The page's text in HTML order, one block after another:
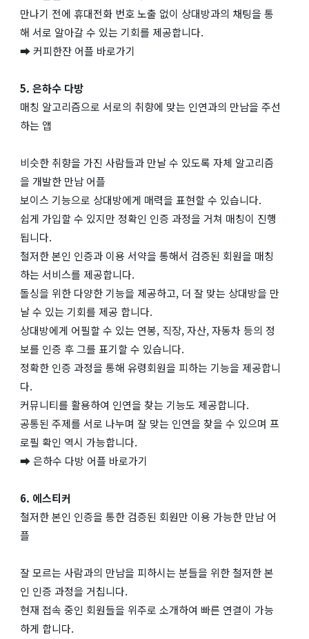
만나기 전에 휴대전화 번호 노출 없이 상대방과의 채팅을 통
해 서로 알아갈 수 있는 기회를 제공합니다.
➡ 커피한잔 어플 바로가기
5. 은하수 다방
매칭 알고리즘으로 서로의 취향에 맞는 인연과의 만남을 주선
하는 앱
비슷한 취향을 가진 사람들과 만날 수 있도록 자체 알고리즘
을 개발한 만남 어플
보이스 기능으로 상대방에게 매력을 표현할 수 있습니다.
쉽게 가입할 수 있지만 정확인 인증 과정을 거쳐 매칭이 진행
됩니다.
철저한 본인 인증과 이용 서약을 통해서 검증된 회원을 매칭
하는 서비스를 제공합니다.
돌싱을 위한 다양한 기능을 제공하고, 더 잘 맞는 상대방을 만
날 수 있는 기회를 제공 합니다.
상대방에게 어필할 수 있는 연봉, 직장, 자산, 자동차 등의 정
보를 인증 후 그를 표기할 수 있습니다.
정확한 인증 과정을 통해 유령회원을 피하는 기능을 제공합니
다.
커뮤니티를 활용하여 인연을 찾는 기능도 제공합니다.
공통된 주제를 서로 나누며 잘 맞는 인연을 찾을 수 있으며 프
로필 확인 역시 가능합니다.
➡ 은하수 다방 어플 바로가기
6. 에스티커
철저한 본인 인증을 통한 검증된 회원만 이용 가능한 만남 어
플
잘 모르는 사람과의 만남을 피하시는 분들을 위한 철저한 본
인 인증 과정을 거칩니다.
현재 접속 중인 회원들을 위주로 소개하여 빠른 연결이 가능
하게 합니다.